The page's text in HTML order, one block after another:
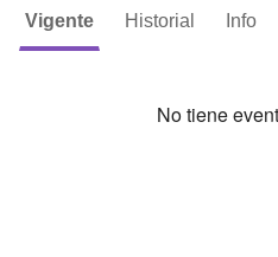
Vigente Historial Info
No tiene